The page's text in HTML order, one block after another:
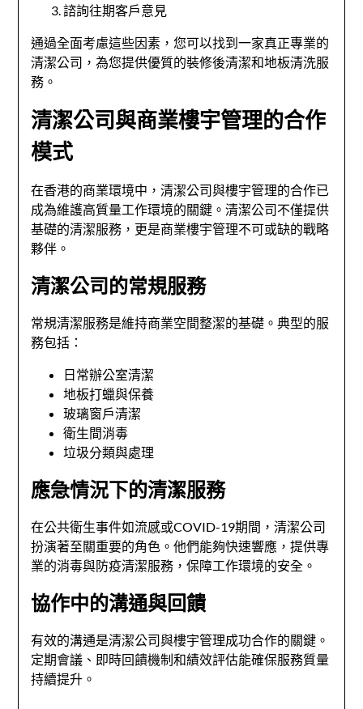
諮詢往期客戶意見
通過全面考慮這些因素，您可以找到一家真正專業的
清潔公司，為您提供優質的裝修後清潔和地板清洗服
務。
清潔公司與商業樓宇管理的合作
模式
在香港的商業環境中，清潔公司與樓宇管理的合作已
成為維護高質量工作環境的關鍵。清潔公司不僅提供
基礎的清潔服務，更是商業樓宇管理不可或缺的戰略
夥伴。
清潔公司的常規服務
常規清潔服務是維持商業空間整潔的基礎。典型的服
務包括：
日常辦公室清潔
地板打蠟與保養
玻璃窗戶清潔
衛生間消毒
垃圾分類與處理
應急情況下的清潔服務
在公共衛生事件如流感或COVID-19期間，清潔公司
扮演著至關重要的角色。他們能夠快速響應，提供專
業的消毒與防疫清潔服務，保障工作環境的安全。
協作中的溝通與回饋
有效的溝通是清潔公司與樓宇管理成功合作的關鍵。
定期會議、即時回饋機制和績效評估能確保服務質量
持續提升。